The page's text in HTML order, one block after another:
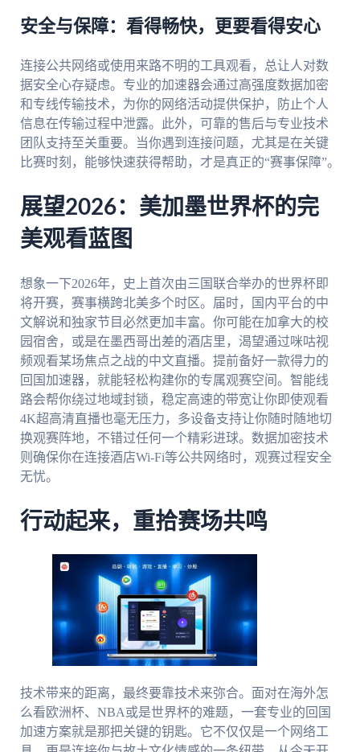
安全与保障：看得畅快，更要看得安心
连接公共网络或使用来路不明的工具观看，总让人对数
据安全心存疑虑。专业的加速器会通过高强度数据加密
和专线传输技术，为你的网络活动提供保护，防止个人
信息在传输过程中泄露。此外，可靠的售后与专业技术
团队支持至关重要。当你遇到连接问题，尤其是在关键
比赛时刻，能够快速获得帮助，才是真正的“赛事保障”。
展望2026：美加墨世界杯的完
美观看蓝图
想象一下2026年，史上首次由三国联合举办的世界杯即
将开赛，赛事横跨北美多个时区。届时，国内平台的中
文解说和独家节目必然更加丰富。你可能在加拿大的校
园宿舍，或是在墨西哥出差的酒店里，渴望通过咪咕视
频观看某场焦点之战的中文直播。提前备好一款得力的
回国加速器，就能轻松构建你的专属观赛空间。智能线
路会帮你绕过地域封锁，稳定高速的带宽让你即使观看
4K超高清直播也毫无压力，多设备支持让你随时随地切
换观赛阵地，不错过任何一个精彩进球。数据加密技术
则确保你在连接酒店Wi-Fi等公共网络时，观赛过程安全
无忧。
行动起来，重拾赛场共鸣
技术带来的距离，最终要靠技术来弥合。面对在海外怎
么看欧洲杯、NBA或是世界杯的难题，一套专业的回国
加速方案就是那把关键的钥匙。它不仅仅是一个网络工